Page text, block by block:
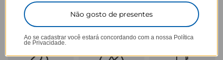
Praticidade que acompanha seu ritmo.
Não gosto de presentes
Ao se cadastrar você estará concordando com a nossa Política
de Privacidade.